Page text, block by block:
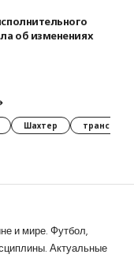
об изменениях
Шахтер трансферы
и мире. Футбол,
Актуальные